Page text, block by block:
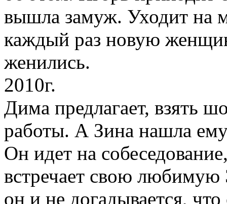
вышла замуж. Уходит на
каждый раз новую
женились.
2010г.
Дима предлагает, взять
работы. А Зина нашла ему
Он идет на
встречает свою
он и не догадывается,